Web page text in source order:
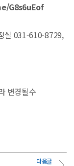
G8s6uEof
실 031-610-8729,
변경될수
다음글